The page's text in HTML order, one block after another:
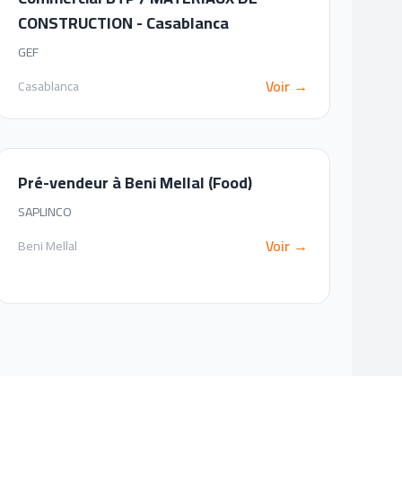
CONSTRUCTION - Casablanca
GEF
Casablanca
Voir →
Pré-vendeur à Beni Mellal (Food)
SAPLINCO
Beni Mellal
Voir →